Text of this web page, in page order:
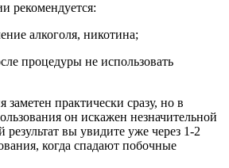
рекомендуется:
алкоголя, никотина;
процедуры не использовать
практически сразу, но в
он искажен незначительной
вы увидите уже через 1-2
когда спадают побочные